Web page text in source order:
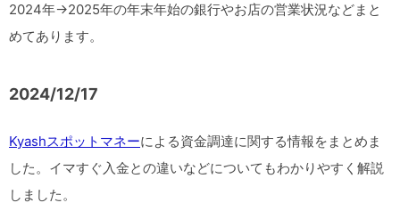
2024年→2025年の年末年始の銀行やお店の営業状況などまと
めてあります。
2024/12/17
Kyashスポットマネーによる資金調達に関する情報をまとめま
した。イマすぐ入金との違いなどについてもわかりやすく解説
しました。